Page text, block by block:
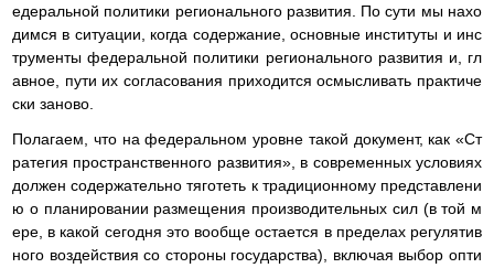
едеральной политики регионального развития. По сути мы нахо
димся в ситуации, когда содержание, основные институты и инс
трументы федеральной политики регионального развития и, гл
авное, пути их согласования приходится осмысливать практиче
ски заново.
Полагаем, что на федеральном уровне такой документ, как «Ст
ратегия пространственного развития», в современных условиях
должен содержательно тяготеть к традиционному представлени
ю о планировании размещения производительных сил (в той м
ере, в какой сегодня это вообще остается в пределах регулятив
ного воздействия со стороны государства), включая выбор опти